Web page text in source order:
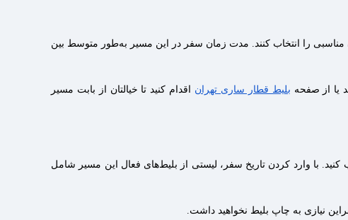
مناسبی را انتخاب کنند. مدت زمان سفر در این مسیر به‌طور متوسط بین
یا از صفحه بلیط قطار ساری تهران اقدام کنید تا خیالتان از بابت مسیر
با وارد کردن تاریخ سفر، لیستی از بلیط‌های فعال این مسیر شامل
نیازی به چاپ بلیط نخواهید داشت.